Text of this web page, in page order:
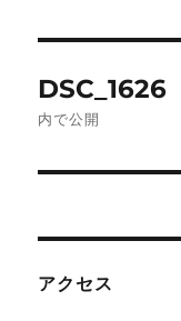
稿
ゲ
ー
DSC_1626
内で公開
アクセス